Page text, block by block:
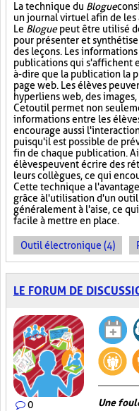
La technique du Blogue
un journal virtuel afin de les
Le Bloguepeut être utilisé
pour présenter et
des leçons. Les
publications qui s'affichent
à-dire que la publication la
page web. Les élèves
hyperliens web, des
Cet outil permet non
informations entre les
encourage aussi
puisqu'il est possible de
fin de chaque publication.
élèves peuvent écrire des
leurs collègues, ce qui
Cette technique a
grâce à l'utilisation d'un
généralement à l'aise, ce
facile à mettre en place.
Outil électronique (4)
LE FORUM DE
0 Une